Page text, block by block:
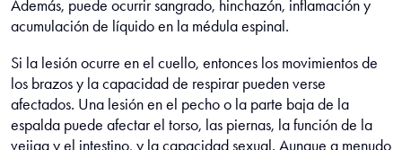
Además, puede ocurrir sangrado, hinchazón, inflamación y
acumulación de líquido en la médula espinal.
Si la lesión ocurre en el cuello, entonces los movimientos de
los brazos y la capacidad de respirar pueden verse
afectados. Una lesión en el pecho o la parte baja de la
espalda puede afectar el torso, las piernas, la función de la
vejiga y el intestino, y la capacidad sexual. Aunque a menudo